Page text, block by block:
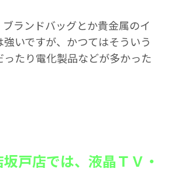
ランドバッグとか貴金属のイ
いですが、かつてはそういう
たり電化製品などが多かった
戸店では、液晶ＴＶ・